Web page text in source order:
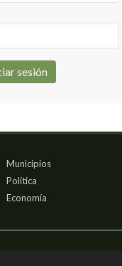
Municipios
Política
Economía